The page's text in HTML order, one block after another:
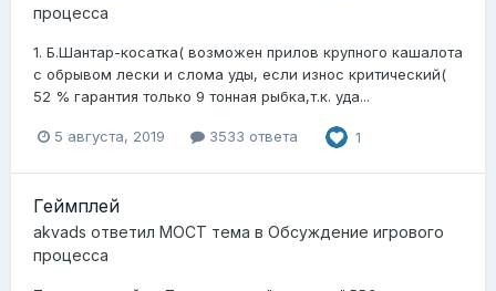
процесса
1. Б.Шантар-косатка( возможен прилов крупного кашалота
с обрывом лески и слома уды, если износ критический(
52 % гарантия только 9 тонная рыбка,т.к. уда...
5 августа, 2019 3533 ответа 1
Геймплей
akvads ответил MOCT тема в Обсуждение игрового
процесса